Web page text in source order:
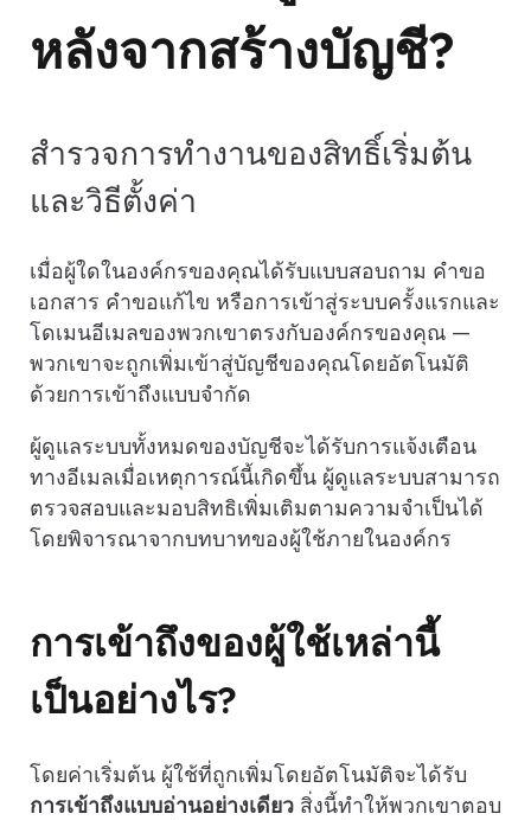
หลังจากสร้างบัญชี?
สำรวจการทำงานของสิทธิ์เริ่มต้น
และวิธีตั้งค่า
เมื่อผู้ใดในองค์กรของคุณได้รับแบบสอบถาม คำขอ
เอกสาร คำขอแก้ไข หรือการเข้าสู่ระบบครั้งแรกและ
โดเมนอีเมลของพวกเขาตรงกับองค์กรของคุณ —
พวกเขาจะถูกเพิ่มเข้าสู่บัญชีของคุณโดยอัตโนมัติ
ด้วยการเข้าถึงแบบจำกัด
ผู้ดูแลระบบทั้งหมดของบัญชีจะได้รับการแจ้งเตือน
ทางอีเมลเมื่อเหตุการณ์นี้เกิดขึ้น ผู้ดูแลระบบสามารถ
ตรวจสอบและมอบสิทธิเพิ่มเติมตามความจำเป็นได้
โดยพิจารณาจากบทบาทของผู้ใช้ภายในองค์กร
การเข้าถึงของผู้ใช้เหล่านี้
เป็นอย่างไร?
โดยค่าเริ่มต้น ผู้ใช้ที่ถูกเพิ่มโดยอัตโนมัติจะได้รับ
การเข้าถึงแบบอ่านอย่างเดียว สิ่งนี้ทำให้พวกเขาตอบ